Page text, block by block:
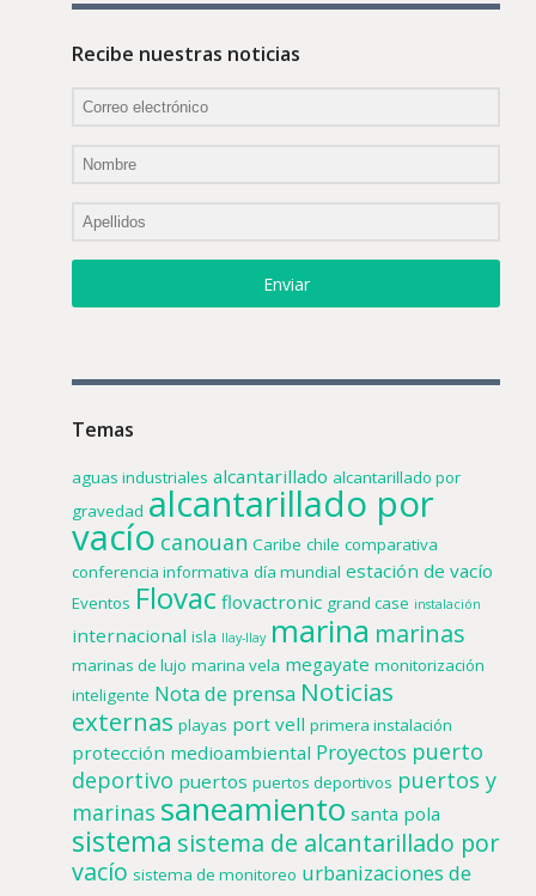
Recibe nuestras noticias
Enviar
Temas
aguas industriales alcantarillado alcantarillado por
gravedad alcantarillado por
vacío canouan Caribe chile comparativa
conferencia informativa día mundial estación de vacío
Eventos Flovac flovactronic grand case instalación
internacional isla llay-llay marina marinas
marinas de lujo marina vela megayate monitorización
inteligente Nota de prensa Noticias
externas playas port vell primera instalación
protección medioambiental Proyectos puerto
deportivo puertos puertos deportivos puertos y
marinas saneamiento santa pola
sistema sistema de alcantarillado por
vacío sistema de monitoreo urbanizaciones de